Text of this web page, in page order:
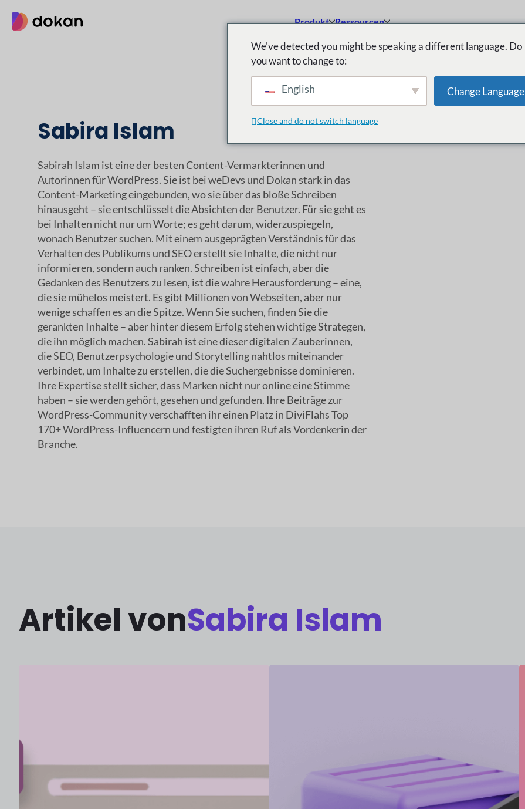
Inhalt
Produkt Ressourcen
Sabira Islam
Sabirah Islam ist eine der besten Content-Vermarkterinnen und
Autorinnen für WordPress. Sie ist bei weDevs und Dokan stark in das
Content-Marketing eingebunden, wo sie über das bloße Schreiben
hinausgeht – sie entschlüsselt die Absichten der Benutzer. Für sie geht es
bei Inhalten nicht nur um Worte; es geht darum, widerzuspiegeln,
wonach Benutzer suchen. Mit einem ausgeprägten Verständnis für das
Verhalten des Publikums und SEO erstellt sie Inhalte, die nicht nur
informieren, sondern auch ranken. Schreiben ist einfach, aber die
Gedanken des Benutzers zu lesen, ist die wahre Herausforderung – eine,
die sie mühelos meistert. Es gibt Millionen von Webseiten, aber nur
wenige schaffen es an die Spitze. Wenn Sie suchen, finden Sie die
gerankten Inhalte – aber hinter diesem Erfolg stehen wichtige Strategen,
die ihn möglich machen. Sabirah ist eine dieser digitalen Zauberinnen,
die SEO, Benutzerpsychologie und Storytelling nahtlos miteinander
verbindet, um Inhalte zu erstellen, die die Suchergebnisse dominieren.
Ihre Expertise stellt sicher, dass Marken nicht nur online eine Stimme
haben – sie werden gehört, gesehen und gefunden. Ihre Beiträge zur
WordPress-Community verschafften ihr einen Platz in DiviFlahs Top
170+ WordPress-Influencern und festigten ihren Ruf als Vordenkerin der
Branche.
Artikel vonSabira Islam
We've detected you might be speaking a different language. Do
you want to change to:
English Change Language
Close and do not switch language